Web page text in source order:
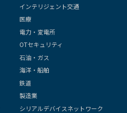
インテリジェント交通
医療
電力・変電所
OTセキュリティ
石油・ガス
海洋・船舶
鉄道
製造業
シリアルデバイスネットワーク